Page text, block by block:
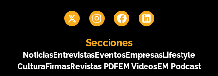
Secciones
NoticiasEntrevistasEventosEmpresasLifestyle
CulturaFirmasRevistas PDFEM VideosEM Podcast